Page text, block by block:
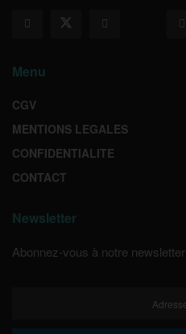
Menu
CGV
MENTIONS LEGALES
CONFIDENTIALITE
CONTACT
Newsletter
Abonnez-vous à notre newsletter